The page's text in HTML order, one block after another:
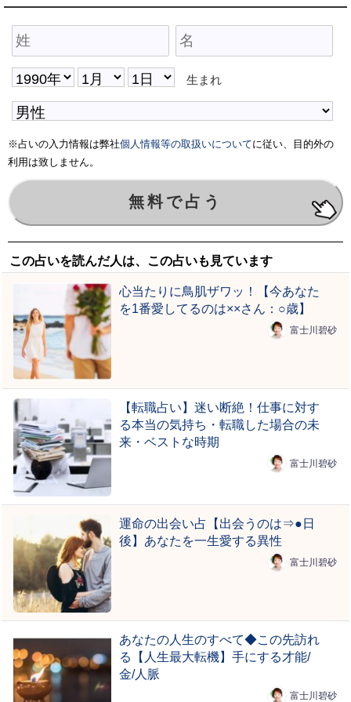
生まれ
※占いの入力情報は弊社個人情報等の取扱いについてに従い、目的外の
利用は致しません。
この占いを読んだ人は、この占いも見ています
心当たりに鳥肌ザワッ！【今あなた
を1番愛してるのは××さん：○歳】
富士川碧砂
【転職占い】迷い断絶！仕事に対す
る本当の気持ち・転職した場合の未
来・ベストな時期
富士川碧砂
運命の出会い占【出会うのは⇒●日
後】あなたを一生愛する異性
富士川碧砂
あなたの人生のすべて◆この先訪れ
る【人生最大転機】手にする才能/
金/人脈
富士川碧砂